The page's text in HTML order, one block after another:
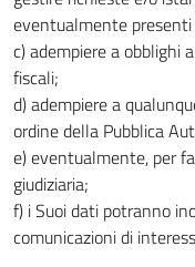
eventualmente presenti
c) adempiere a obblighi
fiscali;
d) adempiere a
ordine della Pubblica
e) eventualmente, per
giudiziaria;
f) i Suoi dati potranno
comunicazioni di